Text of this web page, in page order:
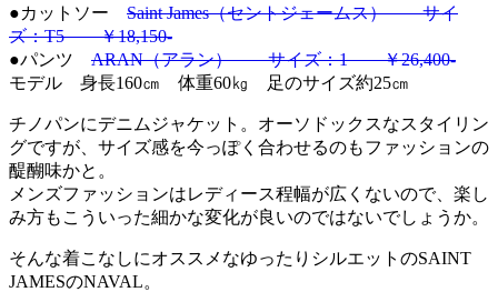
●カットソー Saint James（セントジェームス） サイ
ズ：T5 ￥18,150-
●パンツ ARAN（アラン） サイズ：1 ￥26,400-
モデル 身長160㎝ 体重60㎏ 足のサイズ約25㎝
チノパンにデニムジャケット。オーソドックスなスタイリン
グですが、サイズ感を今っぽく合わせるのもファッションの
醍醐味かと。
メンズファッションはレディース程幅が広くないので、楽し
み方もこういった細かな変化が良いのではないでしょうか。
そんな着こなしにオススメなゆったりシルエットのSAINT
JAMESのNAVAL。